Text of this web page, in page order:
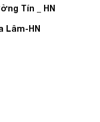
em chơi đùa xung
nấu.
Tín _ HN
Lâm-HN